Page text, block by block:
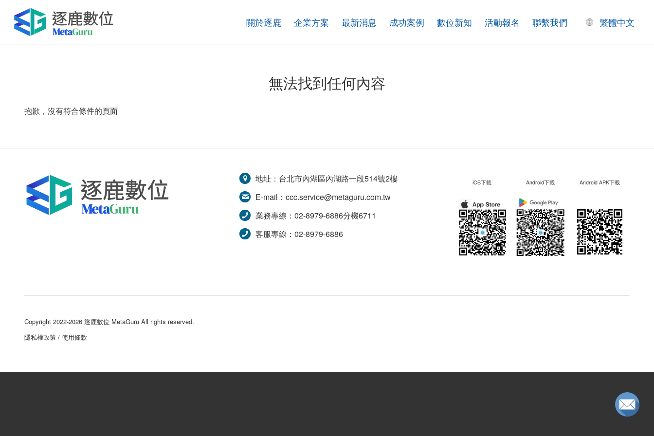
關於逐鹿 企業方案 最新消息 成功案例 數位新知 活動報名 聯繫我們 繁體中文
無法找到任何內容
抱歉，沒有符合條件的頁面
地址：台北市內湖區內湖路一段514號2樓
E-mail：ccc.service@metaguru.com.tw
業務專線：02-8979-6886分機6711
客服專線：02-8979-6886
iOS下載 Android下載 Android APK下載
Copyright 2022-2026 逐鹿數位 MetaGuru All rights reserved.
隱私權政策 / 使用條款